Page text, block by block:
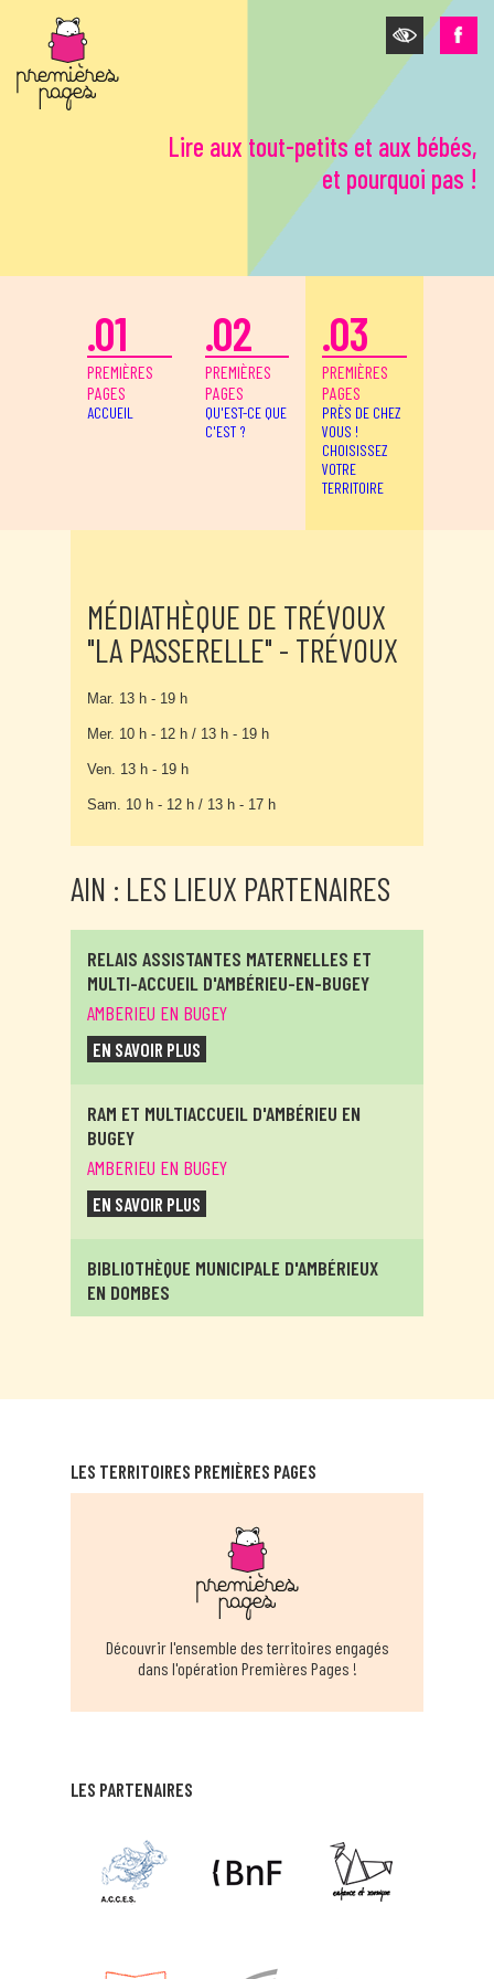
Lire aux tout-petits et aux bébés,
et pourquoi pas !
.01
PREMIÈRES
PAGES
ACCUEIL
.02
PREMIÈRES
PAGES
QU'EST-CE QUE
C'EST ?
.03
PREMIÈRES
PAGES
PRÈS DE CHEZ
VOUS !
CHOISISSEZ
VOTRE
TERRITOIRE
MÉDIATHÈQUE DE TRÉVOUX
"LA PASSERELLE" - TRÉVOUX
Mar. 13 h - 19 h
Mer. 10 h - 12 h / 13 h - 19 h
Ven. 13 h - 19 h
Sam. 10 h - 12 h / 13 h - 17 h
AIN : LES LIEUX PARTENAIRES
RELAIS ASSISTANTES MATERNELLES ET
MULTI-ACCUEIL D'AMBÉRIEU-EN-BUGEY
AMBERIEU EN BUGEY
EN SAVOIR PLUS
RAM ET MULTIACCUEIL D'AMBÉRIEU EN
BUGEY
AMBERIEU EN BUGEY
EN SAVOIR PLUS
BIBLIOTHÈQUE MUNICIPALE D'AMBÉRIEUX
EN DOMBES
AMBERIEUX EN DOMBES
AMBRONAY
BIBLIOTHEQUE MUNICIPALE ANGLEFORT
EN SAVOIR PLUS
BIBLIOTHÈQUE MUNICIPALE D'ARANC
BIBLIOTHÈQUE MUNICIPALE ARS SUR
FORMANS
ARS SUR FORMANS
LES PARTENAIRES
LES TERRITOIRES PREMIÈRES PAGES
Découvrir l'ensemble des territoires engagés
dans l'opération Premières Pages !